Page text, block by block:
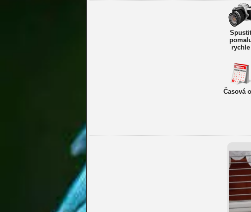
Spustit
rychle
Časová